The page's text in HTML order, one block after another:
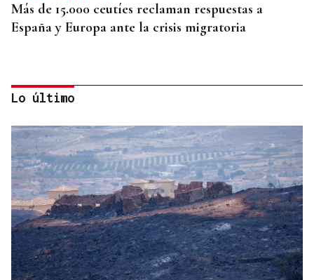
Más de 15.000 ceutíes reclaman respuestas a
España y Europa ante la crisis migratoria
TOMA DE POSESIÓN
De la Espriella toma posesión de su nuevo
gabinete para poner en marcha la "Patria Milagro"
Lo último